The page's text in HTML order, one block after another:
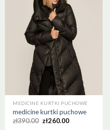
MEDICINE KURTKI PUCHOWE
medicine kurtki puchowe
zł390.00 zł260.00